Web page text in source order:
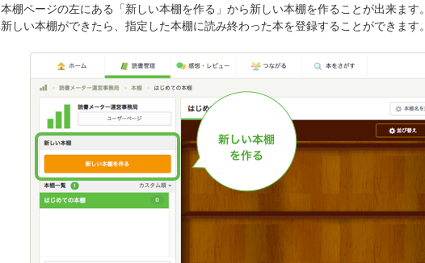
本棚ページの左にある「新しい本棚を作る」から新しい本棚を作ることが出来ます。
新しい本棚ができたら、指定した本棚に読み終わった本を登録することができます。